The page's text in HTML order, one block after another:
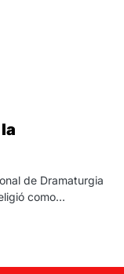
de Dramaturgia
como…